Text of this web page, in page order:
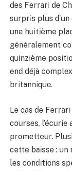
des Ferrari de
surpris plus
une huitième
généralement
quinzième
end déjà
britannique.
Le cas de
courses,
prometteur.
cette baisse : un
les conditions